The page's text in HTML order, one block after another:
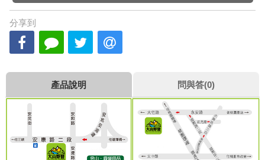
分享到
產品說明 問與答(0)